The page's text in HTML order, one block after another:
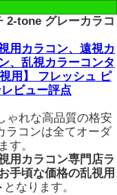
2-tone グレーカラコ
用カラコン、遠視カ
、乱視カラーコンタ
用】 フレッシュ ピ
ビュー評点
ゃれな高品質の格安
ラコンは全てオーダ
す。
用カラコン専門店ラ
手頃な価格の乱視用
となります。